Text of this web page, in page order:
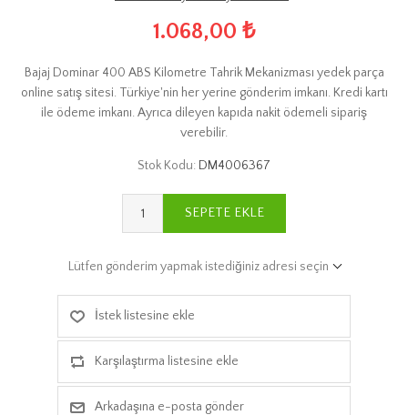
1.068,00 ₺
Bajaj Dominar 400 ABS Kilometre Tahrik Mekanizması yedek parça
online satış sitesi. Türkiye'nin her yerine gönderim imkanı. Kredi kartı
ile ödeme imkanı. Ayrıca dileyen kapıda nakit ödemeli sipariş
verebilir.
Stok Kodu: DM4006367
SEPETE EKLE
Lütfen gönderim yapmak istediğiniz adresi seçin
İstek listesine ekle
Karşılaştırma listesine ekle
Arkadaşına e-posta gönder